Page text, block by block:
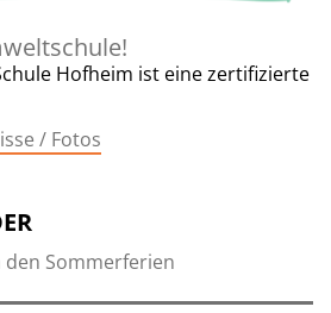
Hofheim ist eine zertifizierte
/ Fotos
den Sommerferien